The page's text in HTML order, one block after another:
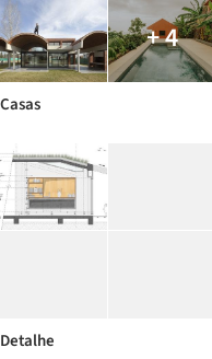
+ 4
Casas
Detalhe